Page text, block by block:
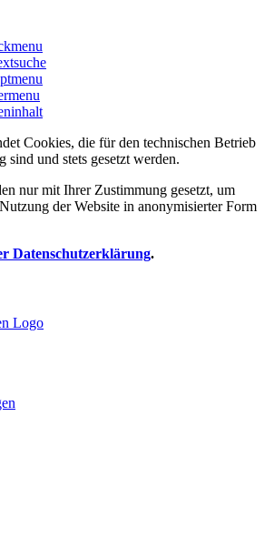
Cookies, die für den technischen Betrieb
sind und stets gesetzt werden.
nur mit Ihrer Zustimmung gesetzt, um
der Website in anonymisierter Form
Datenschutzerklärung.